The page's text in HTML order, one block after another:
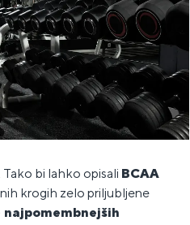
bi lahko opisali BCAA
krogih zelo priljubljene
najpomembnejših